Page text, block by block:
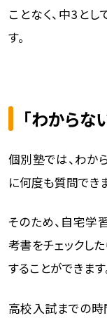
ことなく、中3と
す。
「わからな
個別塾では、わか
に何度も質問でき
そのため、自宅学
考書をチェックし
することができます
高校入試までの時